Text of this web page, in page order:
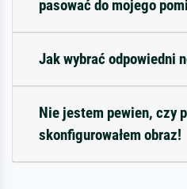
pasować do mojego
Jak wybrać odpowiedni
Nie jestem pewien, czy
skonfigurowałem obraz!